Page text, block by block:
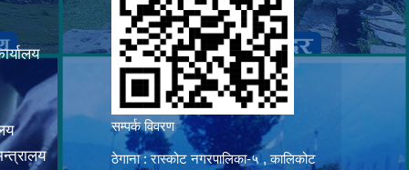
सम्पर्क विवरण
ठेगाना : रास्कोट नगरपालिका-५ , कालिकोट